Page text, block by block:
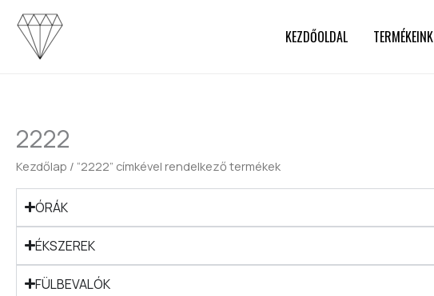
Skip
content
KEZDŐOLDAL TERMÉKEINK
2222
Kezdőlap / “2222” címkével rendelkező termékek
ÓRÁK
ÉKSZEREK
FÜLBEVALÓK